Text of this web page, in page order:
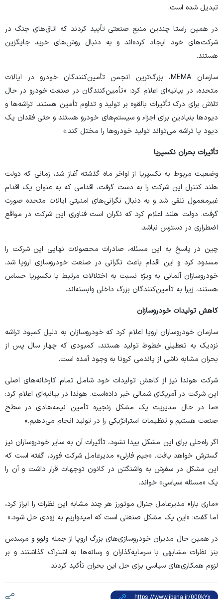
تبدیل شده است.
در همین راستا چندین منبع صنعتی تأیید کردند که اتاق‌های جنگ در
شرکت‌های خود ایجاد کرده‌اند و به دنبال روش‌های خرید جایگزین
هستند.
سازمان MEMA، بزرگ‌ترین انجمن تأمین‌کنندگان خودرو در ایالات
متحده، در بیانیه‌ای اعلام کرد: «تأمین‌کنندگان در صنعت خودرو در حال
تلاش برای درک تأثیرات بالقوه بر تولید و تداوم تأمین هستند. تراشه‌ها و
دیود‌ها بنیادین برای اجزاء و سیستم‌های خودرو هستند و حتی فقدان یک
دیود یا تراشه می‌تواند تولید خودرو‌ها را مختل کند.»
تأثیرات بحران نکسپریا
وضعیت مربوط به نکسپریا از اواخر ماه گذشته آغاز شد، زمانی که دولت
هلند کنترل این شرکت را به دست گرفت، اقدامی که به عنوان یک اقدام
غیرمعمول تلقی شد و به دنبال نگرانی‌های امنیتی ایالات متحده صورت
گرفت. دولت هلند اعلام کرد که نگران است فناوری این شرکت در مواقع
اضطراری در دسترس نباشد.
چین در پاسخ به این مسئله، صادرات محصولات نهایی این شرکت را
مسدود کرد و این اقدام باعث نگرانی در صنعت خودروسازی اروپا شد.
خودروسازان آلمانی به ویژه نسبت به اختلالات مرتبط با نکسپریا حساس
هستند، زیرا به تأمین‌کنندگان بزرگ داخلی وابسته‌اند.
کاهش تولیدات خودروسازان
سازمان خودروسازان اروپا اعلام کرد که خودروسازان به دلیل کمبود تراشه
نزدیک به تعطیلی خطوط تولید هستند، کمبودی که چهار سال پس از
بحران مشابه ناشی از پاندمی کرونا به وجود آمده است.
شرکت هوندا نیز از کاهش تولیدات خود شامل تمام کارخانه‌های اصلی
این شرکت در آمریکای شمالی خبر داده‌است. هوندا در بیانیه‌ای اعلام کرد:
«ما در حال مدیریت یک مشکل زنجیره تأمین نیمه‌هادی در سطح
صنعت هستیم و تنظیمات استراتژیکی را در تولید انجام می‌دهیم.»
اگر راه‌حلی برای این مشکل پیدا نشود، تأثیرات آن به سایر خودروسازان نیز
گسترش خواهد یافت. «جیم فارلی» مدیرعامل شرکت فورد، گفته است که
این مشکل در سفرش به واشنگتن در کانون توجهات قرار داشت و آن را
یک «مسئله سیاسی» خواند.
«ماری بارا» مدیرعامل جنرال موتورز هر چند مشابه این نظرات را ابراز کرد،
اما گفت: «این یک مشکل صنعتی است که امیدواریم به زودی حل شود.»
در همین حال مدیران خودروسازی‌های بزرگ اروپا از جمله ولوو و مرسدس
بنز نظرات مشابهی با سرمایه‌گذاران و رسانه‌ها به اشتراک گذاشتند و بر
لزوم همکاری‌های سیاسی برای حل این بحران تأکید کردند.